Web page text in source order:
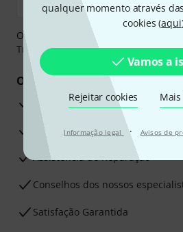
qualquer momento através
cookies (aqui
Vamos a
Rejeitar cookies
Informação legal · Avisos de
O pagamento pode ser feito de
Transferência bancária, PayPal ou
Os seus benefícios
Garantia Thomann de 3 anos
30 dias de garantia de dinheiro
Assistência de Reparação
Conselhos dos nossos
Satisfação Garantida